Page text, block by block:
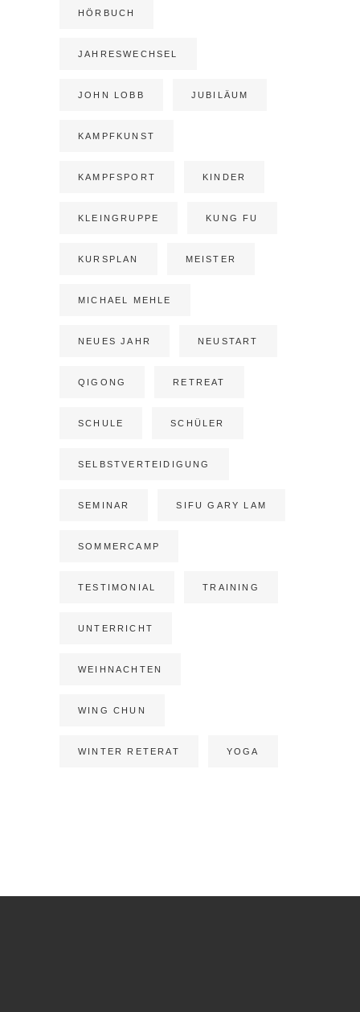
HÖRBUCH
JAHRESWECHSEL
JOHN LOBB JUBILÄUM
KAMPFKUNST
KAMPFSPORT KINDER
KLEINGRUPPE KUNG FU
KURSPLAN MEISTER
MICHAEL MEHLE
NEUES JAHR NEUSTART
QIGONG RETREAT
SCHULE SCHÜLER
SELBSTVERTEIDIGUNG
SEMINAR SIFU GARY LAM
SOMMERCAMP
TESTIMONIAL TRAINING
UNTERRICHT
WEIHNACHTEN
WING CHUN
WINTER RETERAT YOGA